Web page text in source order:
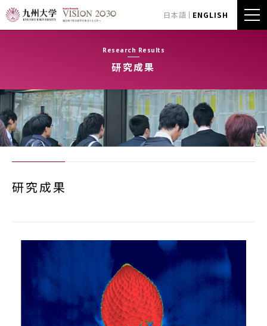
日本語 ENGLISH
Research Results
研究成果
研究成果